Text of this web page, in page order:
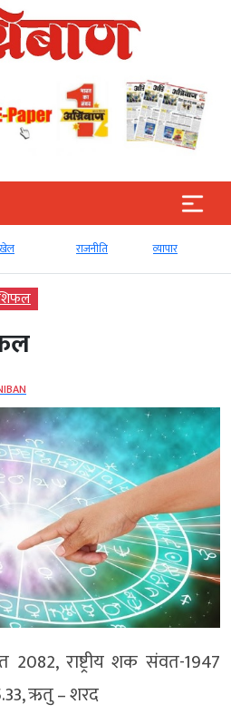
खेल राजनीति व्‍यापार
2082, राष्ट्रीय शक संवत-1947
ऋतु – शरद